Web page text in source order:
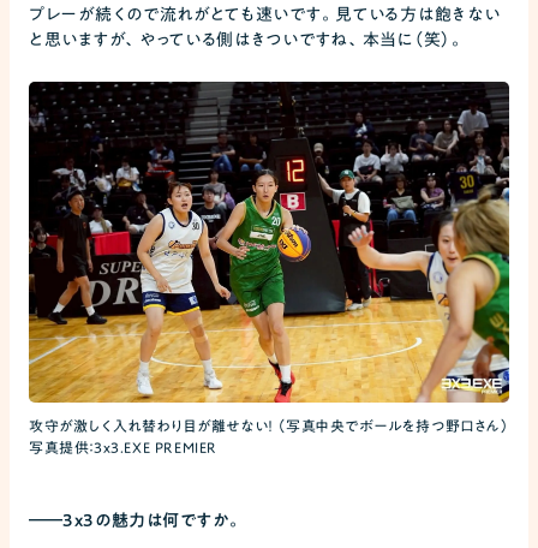
プレーが続くので流れがとても速いです。見ている方は飽きない
と思いますが、やっている側はきついですね、本当に（笑）。
攻守が激しく入れ替わり目が離せない！ （写真中央でボールを持つ野口さん）
写真提供：3x3.EXE PREMIER
――3x3の魅力は何ですか。